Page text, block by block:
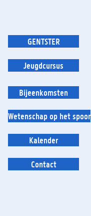
GENTSTER
Jeugdcursus
Bijeenkomsten
Wetenschap op het spoor
Kalender
Contact